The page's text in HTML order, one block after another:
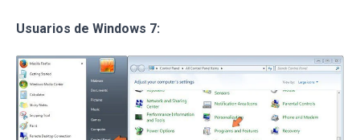
Usuarios de Windows 7: